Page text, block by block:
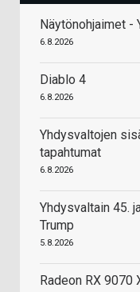
Näytönohjaimet -
6.8.2026
Diablo 4
6.8.2026
Yhdysvaltojen
tapahtumat
6.8.2026
Yhdysvaltain 45.
Trump
5.8.2026
Radeon RX 9070